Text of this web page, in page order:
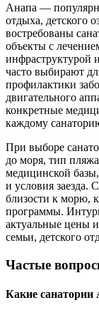
Анапа —
отдыха, детского
востребованы
объекты с
инфраструктурой
часто выбирают
профилактики
двигательного
конкретные
каждому
При выборе
до моря, тип
медицинской
и условия заезда.
близости к морю,
программы.
актуальные цены
семьи, детского
Частые
Какие санатории